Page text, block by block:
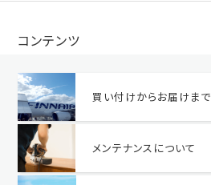
コンテンツ
買い付けからお届けまで
メンテナンスについて